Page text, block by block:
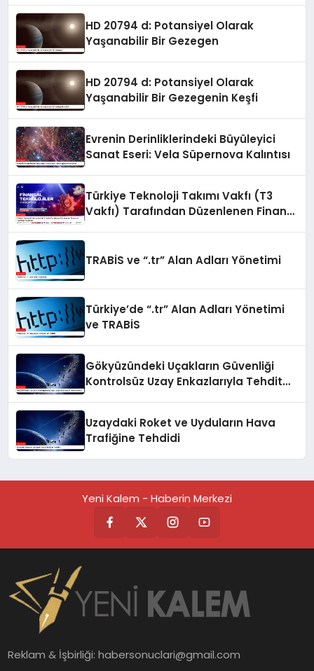
HD 20794 d: Potansiyel Olarak
Yaşanabilir Bir Gezegen
HD 20794 d: Potansiyel Olarak
Yaşanabilir Bir Gezegenin Keşfi
Evrenin Derinliklerindeki Büyüleyici
Sanat Eseri: Vela Süpernova Kalıntısı
Türkiye Teknoloji Takımı Vakfı (T3
Vakfı) Tarafından Düzenlenen Finans
TRABİS ve “.tr” Alan Adları Yönetimi
Türkiye’de “.tr” Alan Adları Yönetimi
ve TRABİS
Gökyüzündeki Uçakların Güvenliği
Kontrolsüz Uzay Enkazlarıyla Tehdit
Uzaydaki Roket ve Uyduların Hava
Trafiğine Tehdidi
Yeni Kalem - Haberin Merkezi
Reklam & İşbirliği:habersonuclari@gmail.com